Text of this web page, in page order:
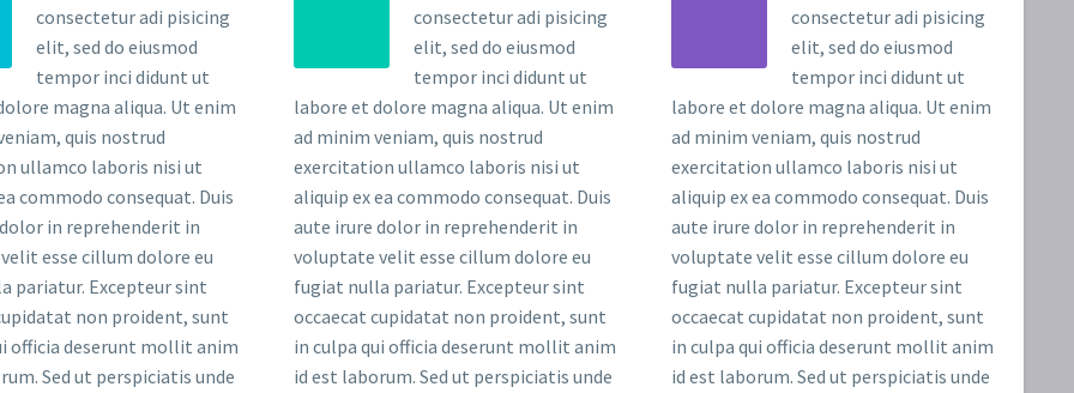
consectetur adi pisicing
elit, sed do eiusmod
tempor inci didunt ut
magna aliqua. Ut enim
quis nostrud
ullamco laboris nisi ut
commodo consequat. Duis
in reprehenderit in
esse cillum dolore eu
pariatur. Excepteur sint
non proident, sunt
officia deserunt mollit anim
Sed ut perspiciatis unde
consectetur adi pisicing
elit, sed do eiusmod
tempor inci didunt ut
labore et dolore magna aliqua. Ut enim
ad minim veniam, quis nostrud
exercitation ullamco laboris nisi ut
aliquip ex ea commodo consequat. Duis
aute irure dolor in reprehenderit in
voluptate velit esse cillum dolore eu
fugiat nulla pariatur. Excepteur sint
occaecat cupidatat non proident, sunt
in culpa qui officia deserunt mollit anim
id est laborum. Sed ut perspiciatis unde
consectetur adi pisicing
elit, sed do eiusmod
tempor inci didunt ut
labore et dolore magna aliqua. Ut enim
ad minim veniam, quis nostrud
exercitation ullamco laboris nisi ut
aliquip ex ea commodo consequat. Duis
aute irure dolor in reprehenderit in
voluptate velit esse cillum dolore eu
fugiat nulla pariatur. Excepteur sint
occaecat cupidatat non proident, sunt
in culpa qui officia deserunt mollit anim
id est laborum. Sed ut perspiciatis unde